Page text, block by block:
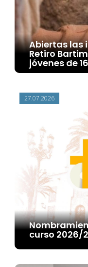
Abiertas las
Retiro
jóvenes de
27.07.2026
curso 2026/